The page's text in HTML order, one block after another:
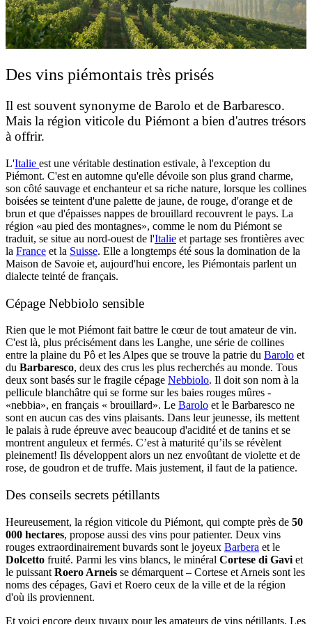
Des vins piémontais très prisés
Il est souvent synonyme de Barolo et de Barbaresco.
Mais la région viticole du Piémont a bien d'autres trésors
à offrir.
L'Italie est une véritable destination estivale, à l'exception du
Piémont. C'est en automne qu'elle dévoile son plus grand charme,
son côté sauvage et enchanteur et sa riche nature, lorsque les collines
boisées se teintent d'une palette de jaune, de rouge, d'orange et de
brun et que d'épaisses nappes de brouillard recouvrent le pays. La
région «au pied des montagnes», comme le nom du Piémont se
traduit, se situe au nord-ouest de l'Italie et partage ses frontières avec
la France et la Suisse. Elle a longtemps été sous la domination de la
Maison de Savoie et, aujourd'hui encore, les Piémontais parlent un
dialecte teinté de français.
Cépage Nebbiolo sensible
Rien que le mot Piémont fait battre le cœur de tout amateur de vin.
C'est là, plus précisément dans les Langhe, une série de collines
entre la plaine du Pô et les Alpes que se trouve la patrie du Barolo et
du Barbaresco, deux des crus les plus recherchés au monde. Tous
deux sont basés sur le fragile cépage Nebbiolo. Il doit son nom à la
pellicule blanchâtre qui se forme sur les baies rouges mûres -
«nebbia», en français « brouillard». Le Barolo et le Barbaresco ne
sont en aucun cas des vins plaisants. Dans leur jeunesse, ils mettent
le palais à rude épreuve avec beaucoup d'acidité et de tanins et se
montrent anguleux et fermés. C’est à maturité qu’ils se révèlent
pleinement! Ils développent alors un nez envoûtant de violette et de
rose, de goudron et de truffe. Mais justement, il faut de la patience.
Des conseils secrets pétillants
Heureusement, la région viticole du Piémont, qui compte près de 50
000 hectares, propose aussi des vins pour patienter. Deux vins
rouges extraordinairement buvards sont le joyeux Barbera et le
Dolcetto fruité. Parmi les vins blancs, le minéral Cortese di Gavi et
le puissant Roero Arneis se démarquent – Cortese et Arneis sont les
noms des cépages, Gavi et Roero ceux de la ville et de la région
d'où ils proviennent.
Et voici encore deux tuyaux pour les amateurs de vins pétillants. Les